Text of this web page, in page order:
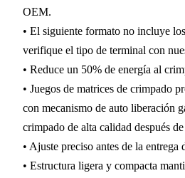
OEM.
• El siguiente formato no incluye
verifique el tipo de terminal con
• Reduce un 50% de energía al
• Juegos de matrices de crimpado
con mecanismo de auto liberación
crimpado de alta calidad después
• Ajuste preciso antes de la entrega
• Estructura ligera y compacta